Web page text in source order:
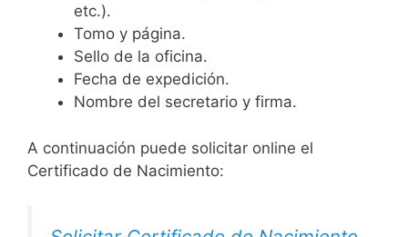
etc.).
Tomo y página.
Sello de la oficina.
Fecha de expedición.
Nombre del secretario y firma.
A continuación puede solicitar online el
Certificado de Nacimiento: